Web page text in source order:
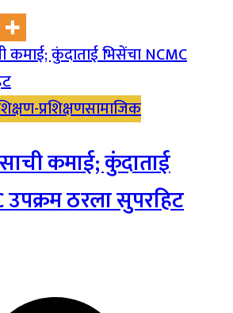
प्रशिक्षणसामाजिक
कमाई; कुंदाताई
ठरला सुपरहिट